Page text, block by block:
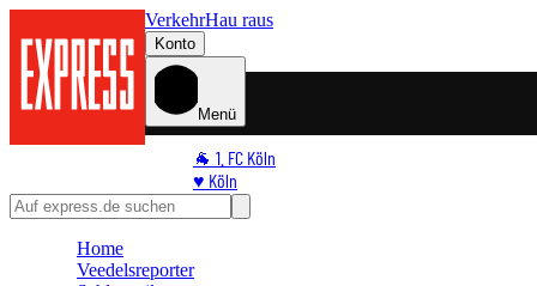
VerkehrHau raus
Konto
Menü
🐐 1. FC Köln
♥️ Köln
⭐ Promi
🛒 Shoppingwelt
Home
Veedelsreporter